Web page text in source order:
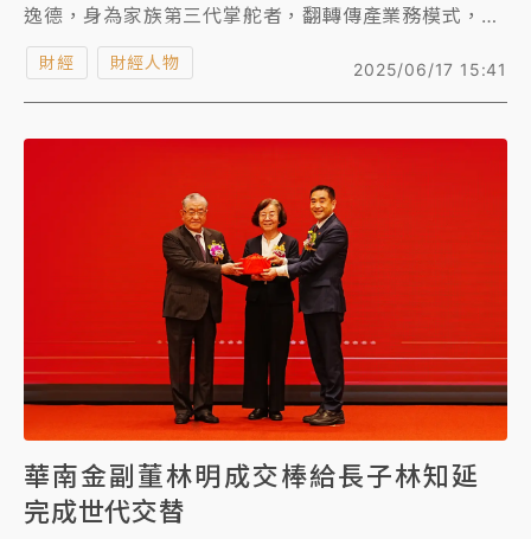
逸德，身為家族第三代掌舵者，翻轉傳產業務模式，帶
領華城轉型，每年賺一個資本，營收年增3~4成，毛利
3年成長3倍，市值超過1500億。
2025/06/17 15:41
財經 財經人物
華南金副董林明成交棒給長子林知延
完成世代交替